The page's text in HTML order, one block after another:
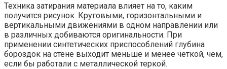
Техника затирания материала влияет на то, каким
получится рисунок. Круговыми, горизонтальными и
вертикальными движениями в одном направлении или
в различных добиваются оригинальности. При
применении синтетических приспособлений глубина
бороздок на стене выходит меньше и менее четкой, чем,
если бы работали с металлической теркой.